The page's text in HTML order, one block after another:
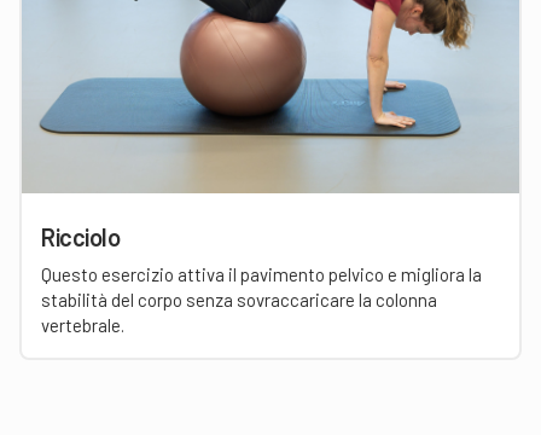
Ricciolo
Questo esercizio attiva il pavimento pelvico e migliora la
stabilità del corpo senza sovraccaricare la colonna
vertebrale.